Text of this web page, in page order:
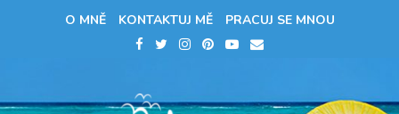
O MNĚ KONTAKTUJ MĚ PRACUJ SE MNOU